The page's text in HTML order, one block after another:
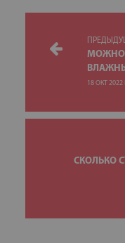
МОЖНО
18 ОКТ 2022
СКОЛЬКО